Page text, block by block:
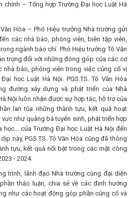
chính – Tổng hợp Trường Đại học Luật Hà
Văn Hòa – Phó Hiệu trưởng Nhà trường gửi
các nhà báo, phóng viên, biên tập viên,
ngành báo chí. Phó Hiệu trưởng Tô Văn
trọng đối với những đóng góp của các cơ
nhà báo, phóng viên trong việc củng cố vị
học Luật Hà Nội. PGS.TS. Tô Văn Hòa
đường xây dựng và phát triển của Nhà
Nội luôn nhận được sự hợp tác, hỗ trợ của
lan tỏa những thành tựu, kết quả hoạt
như quảng bá tuyển sinh, phát triển hợp
của Trường Đại học Luật Hà Nội đến
này, PGS.TS. Tô Văn Hòa cũng đã thông
tựu, kết quả nổi bật trong các mặt công
- 2024.
trình, lãnh đạo Nhà trường cùng đại diện
thảo luận, chia sẻ về các định hướng
như các hoạt động góp phần củng cố và